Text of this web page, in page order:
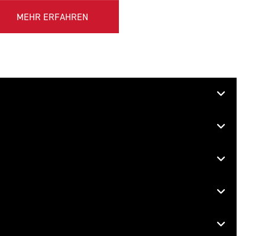
MEHR ERFAHREN